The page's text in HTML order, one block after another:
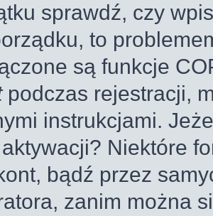
sprawdź, czy
to
są funkcje
podczas rejestracji,
instrukcjami.
Niektóre
bądź przez
zanim można